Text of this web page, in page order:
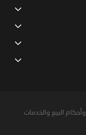
وأحكام البيع والخدمات